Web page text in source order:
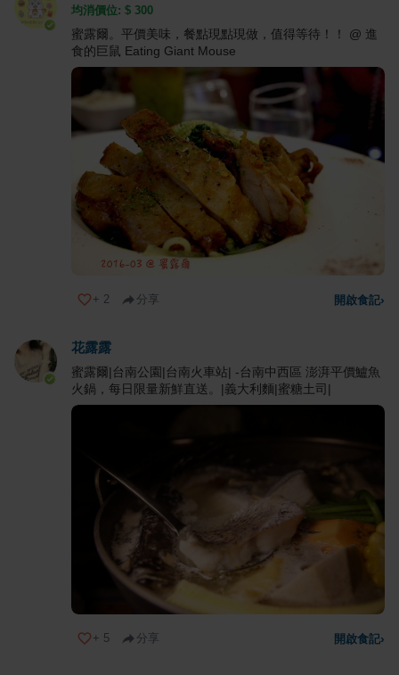
均消價位: $ 300
蜜露爾。平價美味，餐點現點現做，值得等待！！ @ 進
食的巨鼠 Eating Giant Mouse
+ 2 分享 開啟食記›
花露露
蜜露爾|台南公園|台南火車站| -台南中西區 澎湃平價鱸魚
火鍋，每日限量新鮮直送。|義大利麵|蜜糖土司|
+ 5 分享 開啟食記›